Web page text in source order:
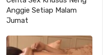
Anggie Setiap Malam
Jumat